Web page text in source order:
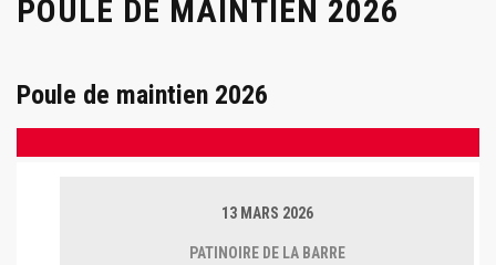
POULE DE MAINTIEN 2026
Poule de maintien 2026
13 MARS 2026
PATINOIRE DE LA BARRE